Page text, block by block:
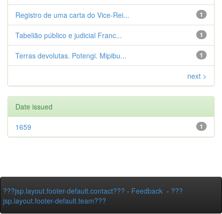
1
Registro de uma carta do Vice-Rei...
1
Tabelião público e judicial Franc...
1
Terras devolutas. Potengi. Mipibu...
next >
Date issued
1
1659
???jsp.layout.footer-default.contact??? - Feedback - ???
jsp.layout.footer-default.team???